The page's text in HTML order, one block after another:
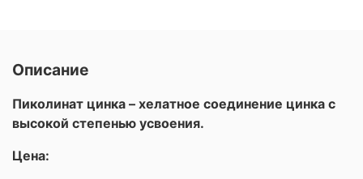
Описание
Пиколинат цинка – хелатное соединение цинка с
высокой степенью усвоения.
Цена: